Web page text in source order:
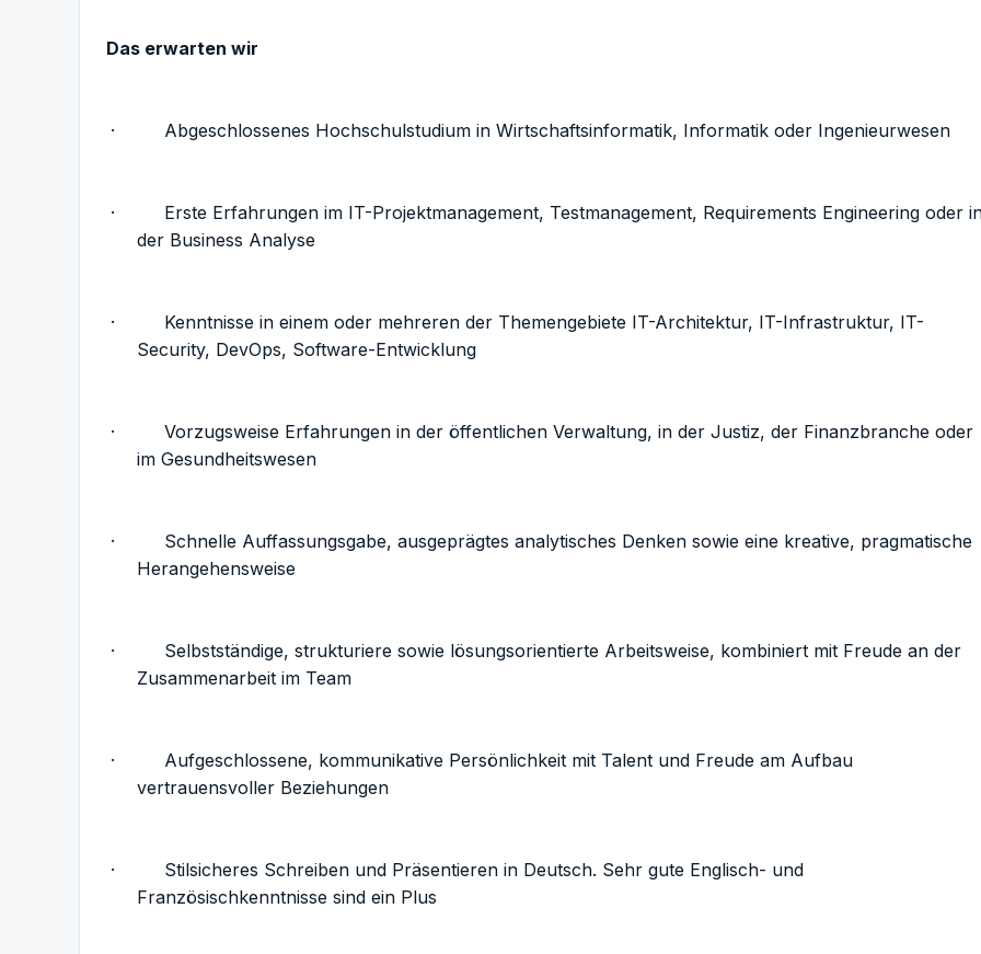
Das erwarten wir
· Abgeschlossenes Hochschulstudium in Wirtschaftsinformatik, Informatik oder Ingenieurwesen
· Erste Erfahrungen im IT-Projektmanagement, Testmanagement, Requirements Engineering oder
der Business Analyse
· Kenntnisse in einem oder mehreren der Themengebiete IT-Architektur, IT-Infrastruktur, IT-
Security, DevOps, Software-Entwicklung
· Vorzugsweise Erfahrungen in der öffentlichen Verwaltung, in der Justiz, der Finanzbranche oder
im Gesundheitswesen
· Schnelle Auffassungsgabe, ausgeprägtes analytisches Denken sowie eine kreative, pragmatische
Herangehensweise
· Selbstständige, strukturiere sowie lösungsorientierte Arbeitsweise, kombiniert mit Freude an der
Zusammenarbeit im Team
· Aufgeschlossene, kommunikative Persönlichkeit mit Talent und Freude am Aufbau
vertrauensvoller Beziehungen
· Stilsicheres Schreiben und Präsentieren in Deutsch. Sehr gute Englisch- und
Französischkenntnisse sind ein Plus